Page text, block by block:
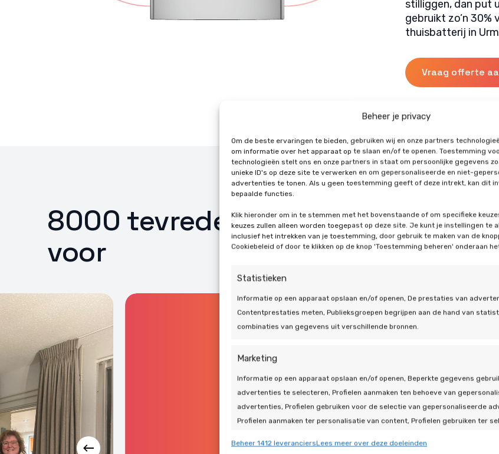
Beheer je privacy
Om de beste ervaringen te bieden, gebruiken wij en onze partners
om informatie over het apparaat op te slaan en/of te openen. Toestemming
technologieën stelt ons en onze partners in staat om persoonlijke gegevens
unieke ID's op deze site te verwerken en om gepersonaliseerde en niet-
advertenties te tonen. Als u geen toestemming geeft of deze intrekt, kan dit
bepaalde functies.
Klik hieronder om in te stemmen met het bovenstaande of om specifieke
keuzes zullen alleen worden toegepast op deze site. Je kunt je instellingen te
inclusief het intrekken van je toestemming, door gebruik te maken van de
Cookiebeleid of door te klikken op de knop 'Toestemming beheren' onderaan
Statistieken
Informatie op een apparaat opslaan en/of openen, De prestaties van
Contentprestaties meten, Publieksgroepen begrijpen aan de hand van
combinaties van gegevens uit verschillende bronnen.
Marketing
Informatie op een apparaat opslaan en/of openen, Beperkte gegevens
advertenties te selecteren, Profielen aanmaken ten behoeve van
advertenties, Profielen gebruiken voor de selectie van gepersonaliseerde
Profielen aanmaken ter personalisatie van content, Profielen gebruiken ter
gebruiken om content te selecteren.
Beheer 1412 leveranciersLees meer over deze doeleinden
stilliggen, dan put
gebruikt zo’n
thuisbatterij in
Vraag offerte
8000 tevreden klanten gingen u
voor